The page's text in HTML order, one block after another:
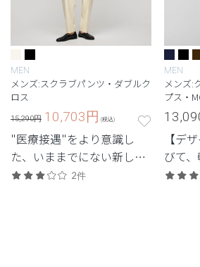
MEN
メンズ:スクラブパンツ・ダブルク
ロス
15,290円 10,703円 (税込)
"医療接遇"をより意識し
た、いままでにない新しい
ユニフォーム。
2件
MEN
メンズ:
プス・
【デ
びて
ンか
と佇